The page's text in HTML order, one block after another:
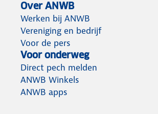
Over ANWB
Werken bij ANWB
Vereniging en bedrijf
Voor de pers
Voor onderweg
Direct pech melden
ANWB Winkels
ANWB apps